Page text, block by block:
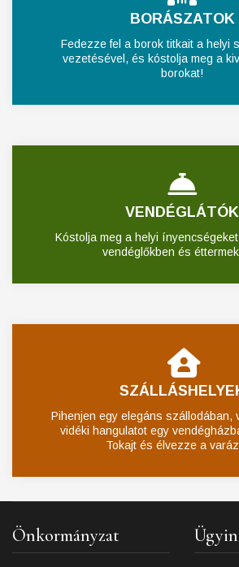
BORÁSZATOK
Fedezze fel a borok titkait a helyi
vezetésével, és kóstolja meg a
borokat!
VENDÉGLÁTÓK
Kóstolja meg a helyi
vendéglőkben és
Pihenjen egy elegáns szállodában,
vidéki hangulatot egy
Tokajt és élvezze a
Önkormányzat